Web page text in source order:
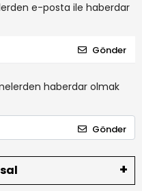
e-posta ile haberdar
Gönder
haberdar olmak
Gönder